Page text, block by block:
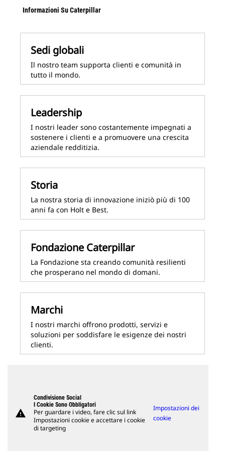
Informazioni Su Caterpillar
Sedi globali
Il nostro team supporta clienti e comunità in
tutto il mondo.
Leadership
I nostri leader sono costantemente impegnati a
sostenere i clienti e a promuovere una crescita
aziendale redditizia.
Storia
La nostra storia di innovazione iniziò più di 100
anni fa con Holt e Best.
Fondazione Caterpillar
La Fondazione sta creando comunità resilienti
che prosperano nel mondo di domani.
Marchi
I nostri marchi offrono prodotti, servizi e
soluzioni per soddisfare le esigenze dei nostri
clienti.
warning
Condivisione Social
I Cookie Sono Obbligatori
Per guardare i video, fare clic sul link
Impostazioni cookie e accettare i cookie
di targeting
Impostazioni dei
cookie